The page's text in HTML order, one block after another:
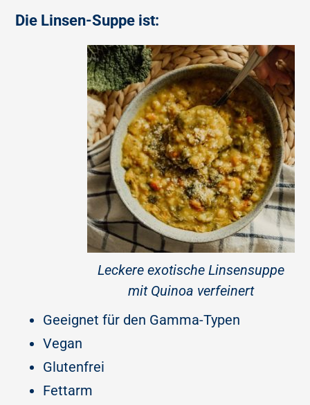
Die Linsen-Suppe ist:
Leckere exotische Linsensuppe
mit Quinoa verfeinert
Geeignet für den Gamma-Typen
Vegan
Glutenfrei
Fettarm